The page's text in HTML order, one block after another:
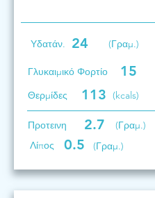
Υδατάν. 24 (Γραμ.)
Γλυκαιμικό Φορτίο 15
Θερμίδες 113 (kcals)
Προτεινη 2.7
(Γραμ.)
Λίπος
0.5 (Γραμ.)